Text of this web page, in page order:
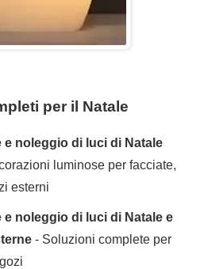
per il Natale
e noleggio di luci di Natale
luminose per facciate,
esterni
e noleggio di luci di Natale e
- Soluzioni complete per